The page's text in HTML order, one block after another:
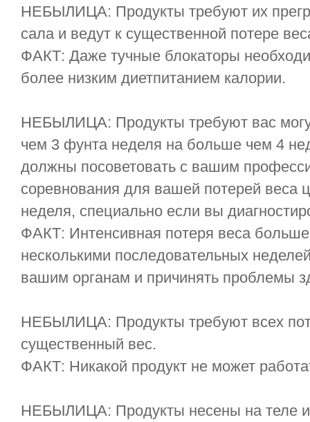
НЕБЫЛИЦА: Продукты требуют их
сала и ведут к существенной потере
ФАКТ: Даже тучные блокаторы
более низким диетпитанием калории.
НЕБЫЛИЦА: Продукты требуют вас
чем 3 фунта неделя на больше чем 4
должны посоветовать с вашим
соревнования для вашей потерей веса
неделя, специально если вы
ФАКТ: Интенсивная потеря веса
несколькими последовательных
вашим органам и причинять проблемы
НЕБЫЛИЦА: Продукты требуют всех
существенный вес.
ФАКТ: Никакой продукт не может
НЕБЫЛИЦА: Продукты несены на теле